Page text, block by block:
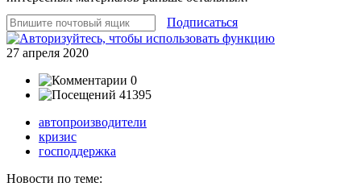
Подписаться
27 апреля 2020
0
41395
автопроизводители
кризис
господдержка
Новости по теме: